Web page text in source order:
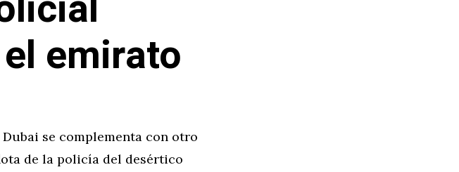
emirato
se complementa con otro
de la policía del desértico